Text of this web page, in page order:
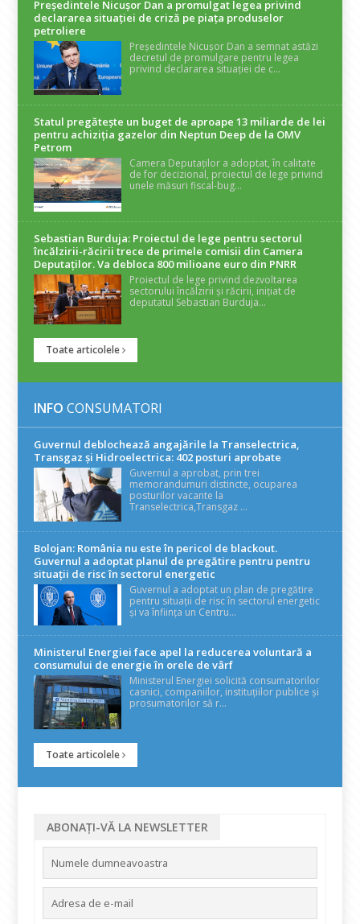
Președintele Nicuşor Dan a promulgat legea privind
declararea situaţiei de criză pe piaţa produselor
petroliere
Președintele Nicușor Dan a semnat astăzi
decretul de promulgare pentru legea
privind declararea situației de c...
Statul pregătește un buget de aproape 13 miliarde de lei
pentru achiziția gazelor din Neptun Deep de la OMV
Petrom
Camera Deputaților a adoptat, în calitate
de for decizional, proiectul de lege privind
unele măsuri fiscal-bug...
Sebastian Burduja: Proiectul de lege pentru sectorul
încălzirii-răcirii trece de primele comisii din Camera
Deputaților. Va debloca 800 milioane euro din PNRR
Proiectul de lege privind dezvoltarea
sectorului încălzirii și răcirii, inițiat de
deputatul Sebastian Burduja...
Toate articolele
INFO CONSUMATORI
Guvernul deblochează angajările la Transelectrica,
Transgaz și Hidroelectrica: 402 posturi aprobate
Guvernul a aprobat, prin trei
memorandumuri distincte, ocuparea
posturilor vacante la
Transelectrica,Transgaz ...
Bolojan: România nu este în pericol de blackout.
Guvernul a adoptat planul de pregătire pentru pentru
situații de risc în sectorul energetic
Guvernul a adoptat un plan de pregătire
pentru situații de risc în sectorul energetic
și va înființa un Centru...
Ministerul Energiei face apel la reducerea voluntară a
consumului de energie în orele de vârf
Ministerul Energiei solicită consumatorilor
casnici, companiilor, instituțiilor publice și
prosumatorilor să r...
Toate articolele
ABONAȚI-VĂ LA NEWSLETTER